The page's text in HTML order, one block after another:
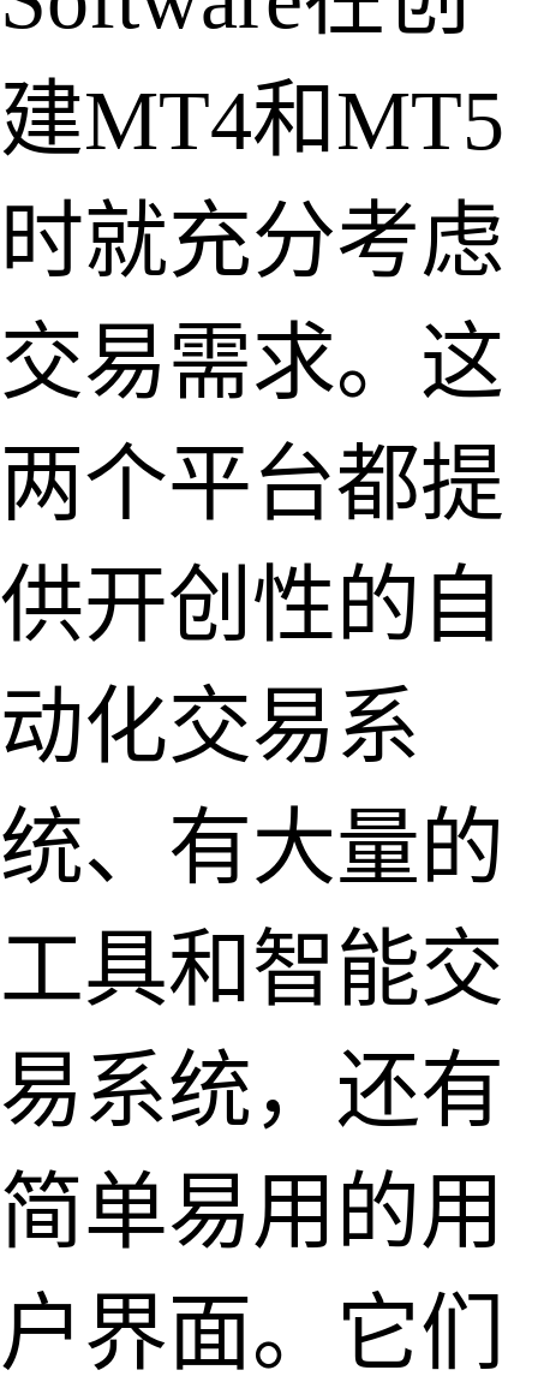
建MT4和MT5
时就充分考虑
交易需求。这
两个平台都提
供开创性的自
动化交易系
统、有大量的
工具和智能交
易系统，还有
简单易用的用
户界面。它们